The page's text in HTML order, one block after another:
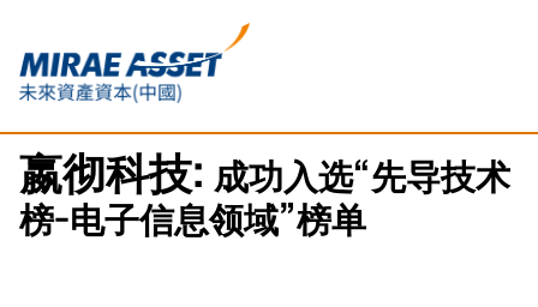
嬴彻科技: 成功入选“先导技术
榜-电子信息领域”榜单